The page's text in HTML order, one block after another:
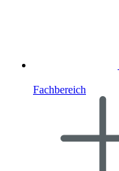
Fachbereich